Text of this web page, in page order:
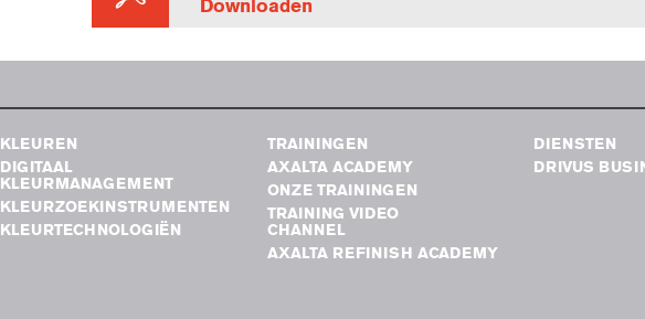
Downloaden
KLEUREN
DIGITAAL
KLEURMANAGEMENT
KLEURZOEKINSTRUMENTEN
KLEURTECHNOLOGIËN
TRAININGEN
AXALTA ACADEMY
ONZE TRAININGEN
TRAINING VIDEO
CHANNEL
AXALTA REFINISH ACADEMY
DIENSTEN
DRIVUS